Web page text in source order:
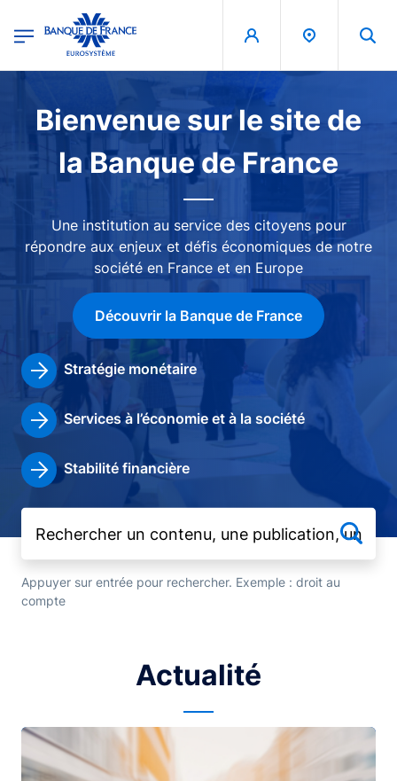
Banque de France - Menu Principal
Bienvenue sur le site de
la Banque de France
Une institution au service des citoyens pour
répondre aux enjeux et défis économiques de notre
société en France et en Europe
Découvrir la Banque de France
Stratégie monétaire
Services à l’économie et à la société
Stabilité financière
Appuyer sur entrée pour rechercher. Exemple : droit au
compte
Actualité
Image